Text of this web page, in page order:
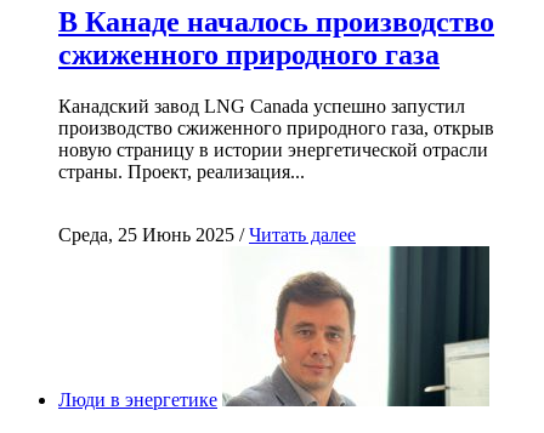
В Канаде началось производство
сжиженного природного газа
Канадский завод LNG Canada успешно запустил
производство сжиженного природного газа, открыв
новую страницу в истории энергетической отрасли
страны. Проект, реализация...
Среда, 25 Июнь 2025 /Читать далее
Люди в энергетике